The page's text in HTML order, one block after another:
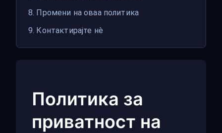
8. Промени на оваа политика
9. Контактирајте нè
Политика за
приватност на